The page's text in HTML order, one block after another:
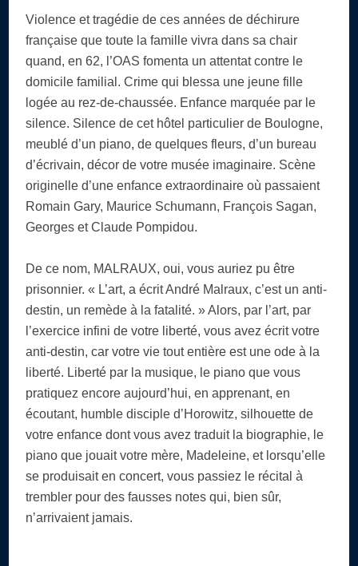
Violence et tragédie de ces années de déchirure
française que toute la famille vivra dans sa chair
quand, en 62, l’OAS fomenta un attentat contre le
domicile familial. Crime qui blessa une jeune fille
logée au rez-de-chaussée. Enfance marquée par le
silence. Silence de cet hôtel particulier de Boulogne,
meublé d’un piano, de quelques fleurs, d’un bureau
d’écrivain, décor de votre musée imaginaire. Scène
originelle d’une enfance extraordinaire où passaient
Romain Gary, Maurice Schumann, François Sagan,
Georges et Claude Pompidou.
De ce nom, MALRAUX, oui, vous auriez pu être
prisonnier. « L’art, a écrit André Malraux, c’est un anti-
destin, un remède à la fatalité. » Alors, par l’art, par
l’exercice infini de votre liberté, vous avez écrit votre
anti-destin, car votre vie tout entière est une ode à la
liberté. Liberté par la musique, le piano que vous
pratiquez encore aujourd’hui, en apprenant, en
écoutant, humble disciple d’Horowitz, silhouette de
votre enfance dont vous avez traduit la biographie, le
piano que jouait votre mère, Madeleine, et lorsqu’elle
se produisait en concert, vous passiez le récital à
trembler pour des fausses notes qui, bien sûr,
n’arrivaient jamais.